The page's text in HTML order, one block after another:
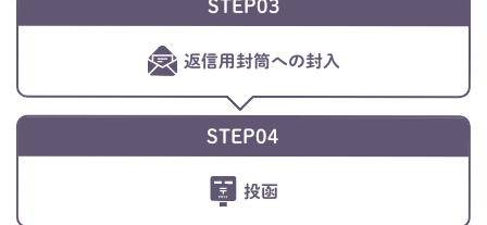
STEP03
返信用封筒への封入
STEP04
投函